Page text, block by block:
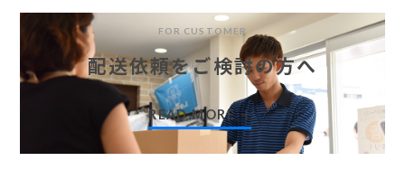
FOR CUSTOMER
配送依頼をご検討の方へ
READ MORE